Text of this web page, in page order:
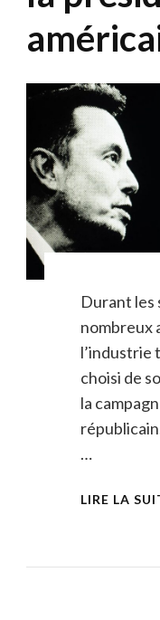
Durant les
nombreux
l’industrie
choisi de
la
…
LIRE LA